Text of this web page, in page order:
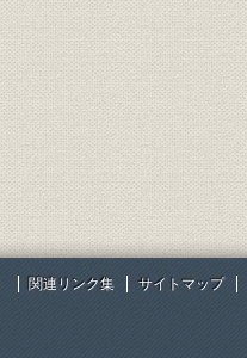
関連リンク集 サイトマップ